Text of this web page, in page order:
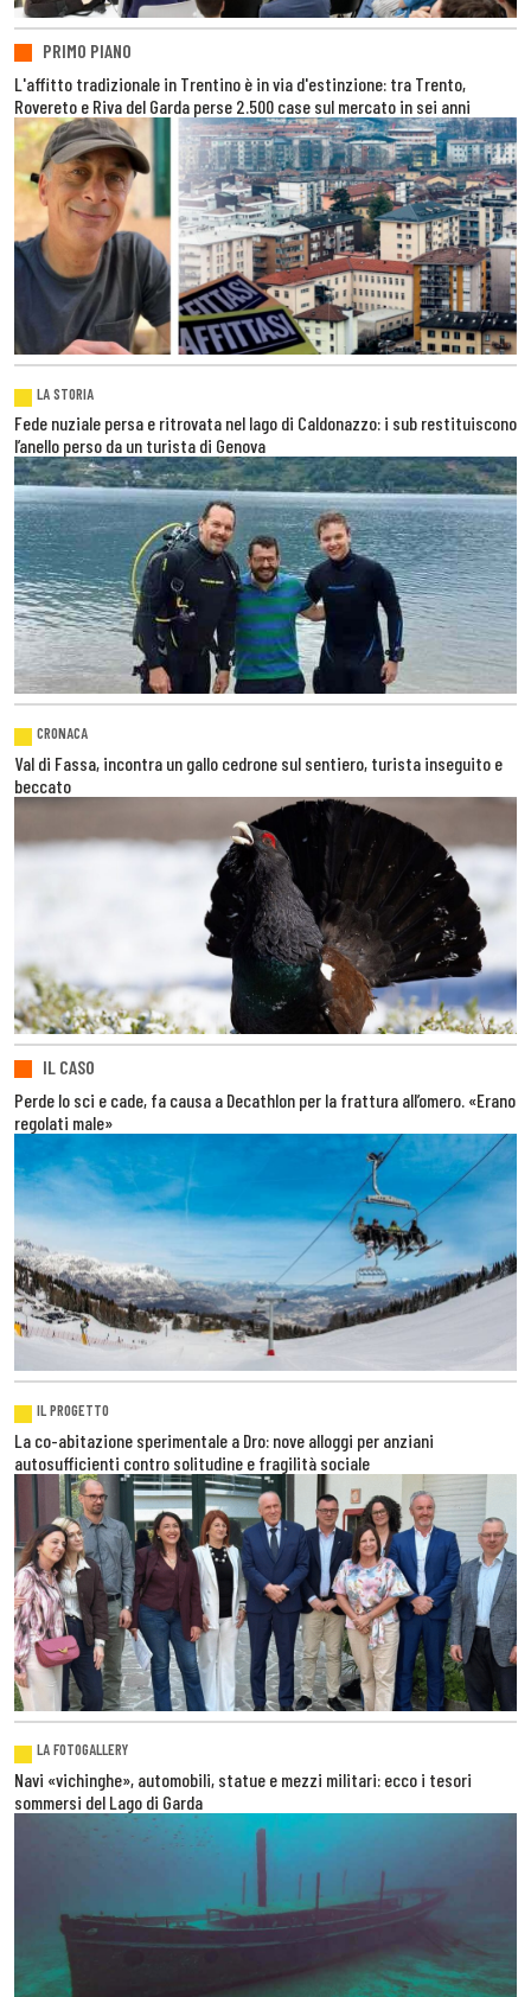
PRIMO PIANO
L'affitto tradizionale in Trentino è in via d'estinzione: tra Trento,
Rovereto e Riva del Garda perse 2.500 case sul mercato in sei anni
LA STORIA
Fede nuziale persa e ritrovata nel lago di Caldonazzo: i sub restituiscono
l’anello perso da un turista di Genova
CRONACA
Val di Fassa, incontra un gallo cedrone sul sentiero, turista inseguito e
beccato
IL CASO
Perde lo sci e cade, fa causa a Decathlon per la frattura all’omero. «Erano
regolati male»
IL PROGETTO
La co-abitazione sperimentale a Dro: nove alloggi per anziani
autosufficienti contro solitudine e fragilità sociale
LA FOTOGALLERY
Navi «vichinghe», automobili, statue e mezzi militari: ecco i tesori
sommersi del Lago di Garda